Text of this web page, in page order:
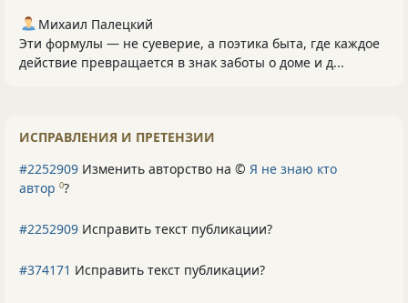
Михаил Палецкий
Эти формулы — не суеверие, а поэтика быта, где каждое
действие превращается в знак заботы о доме и д...
ИСПРАВЛЕНИЯ И ПРЕТЕНЗИИ
#2252909 Изменить авторство на © Я не знаю кто
автор 0?
#2252909 Исправить текст публикации?
#374171 Исправить текст публикации?